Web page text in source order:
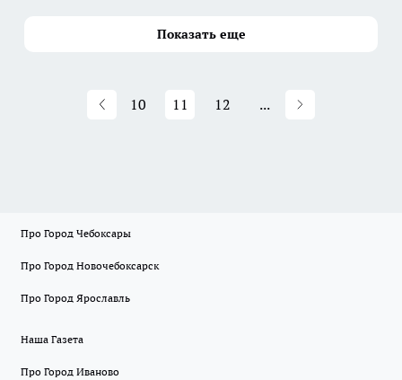
Показать еще
10 11 12 ...
Про Город Чебоксары
Про Город Новочебоксарск
Про Город Ярославль
Наша Газета
Про Город Иваново